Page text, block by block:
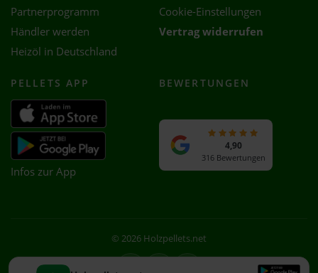
Partnerprogramm
Händler werden
Heizöl in Deutschland
Cookie-Einstellungen
Vertrag widerrufen
PELLETS APP
Infos zur App
BEWERTUNGEN
4,90
316 Bewertungen
© 2026 Holzpellets.net